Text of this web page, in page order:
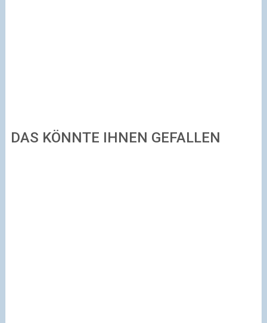
DAS KÖNNTE IHNEN GEFALLEN